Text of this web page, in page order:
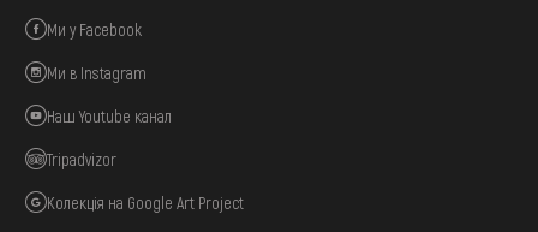
Ми у Facebook
Ми в Instagram
Наш Youtube канал
Tripadvizor
Колекція на Google Art Project